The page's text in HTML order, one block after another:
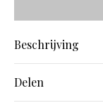
Beschrijving
Delen